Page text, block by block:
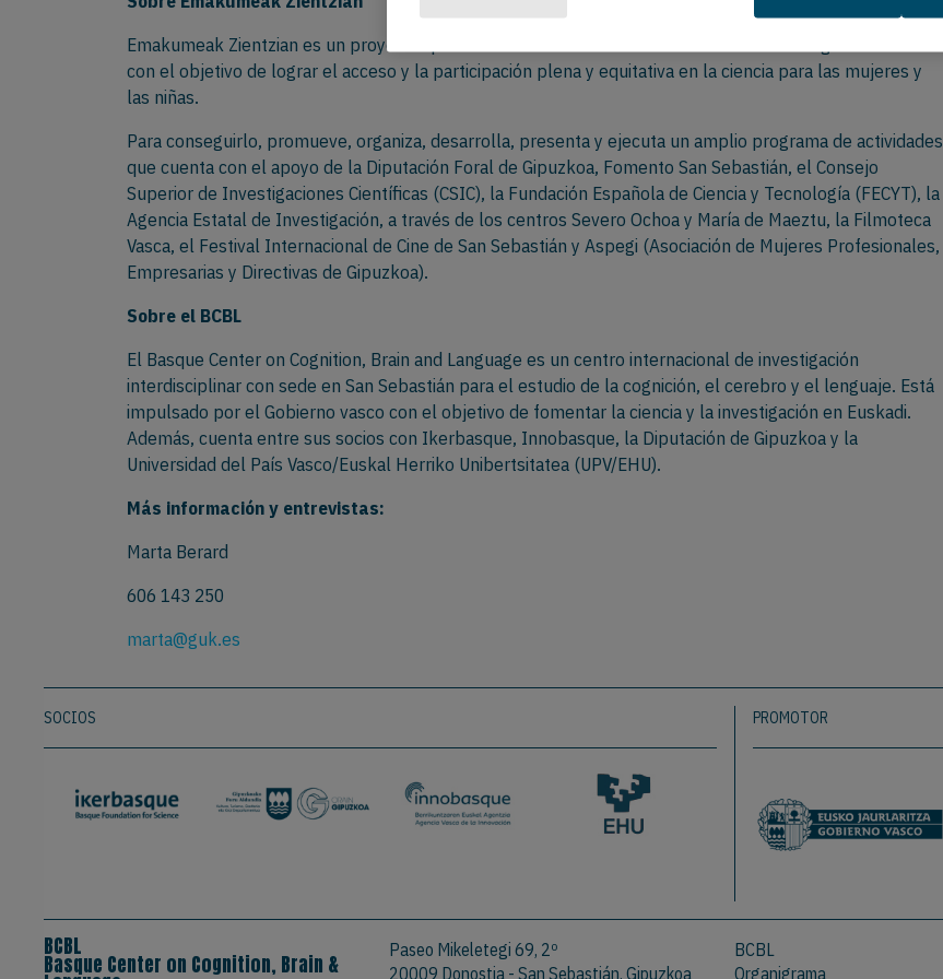
Emakumeak Zientzian es un proyecto que aúna a entidades del ámbito científico-tecnológico de Euskadi
con el objetivo de lograr el acceso y la participación plena y equitativa en la ciencia para las mujeres y
las niñas.
Para conseguirlo, promueve, organiza, desarrolla, presenta y ejecuta un amplio programa de actividades
que cuenta con el apoyo de la Diputación Foral de Gipuzkoa, Fomento San Sebastián, el Consejo
Superior de Investigaciones Científicas (CSIC), la Fundación Española de Ciencia y Tecnología (FECYT), la
Agencia Estatal de Investigación, a través de los centros Severo Ochoa y María de Maeztu, la Filmoteca
Vasca, el Festival Internacional de Cine de San Sebastián y Aspegi (Asociación de Mujeres Profesionales,
Empresarias y Directivas de Gipuzkoa).
Sobre el BCBL
El Basque Center on Cognition, Brain and Language es un centro internacional de investigación
interdisciplinar con sede en San Sebastián para el estudio de la cognición, el cerebro y el lenguaje. Está
impulsado por el Gobierno vasco con el objetivo de fomentar la ciencia y la investigación en Euskadi.
Además, cuenta entre sus socios con Ikerbasque, Innobasque, la Diputación de Gipuzkoa y la
Universidad del País Vasco/Euskal Herriko Unibertsitatea (UPV/EHU).
Más información y entrevistas:
Marta Berard
606 143 250
marta@guk.es
SOCIOS PROMOTOR
BCBL
Basque Center on Cognition, Brain &
Paseo Mikeletegi 69, 2º
20009 Donostia - San Sebastián. Gipuzkoa
BCBL
Organigrama